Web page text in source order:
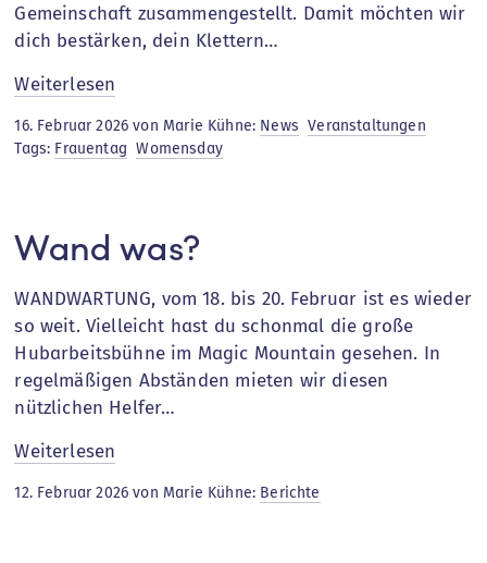
Gemeinschaft zusammengestellt. Damit möchten wir
dich bestärken, dein Klettern…
Weiterlesen
im
Magic
März
16. Februar 2026 von Marie Kühne: News Veranstaltungen
Tags: Frauentag Womensday
Wand was?
WANDWARTUNG, vom 18. bis 20. Februar ist es wieder
so weit. Vielleicht hast du schonmal die große
Hubarbeitsbühne im Magic Mountain gesehen. In
regelmäßigen Abständen mieten wir diesen
nützlichen Helfer…
Weiterlesen
was?
12. Februar 2026 von Marie Kühne: Berichte